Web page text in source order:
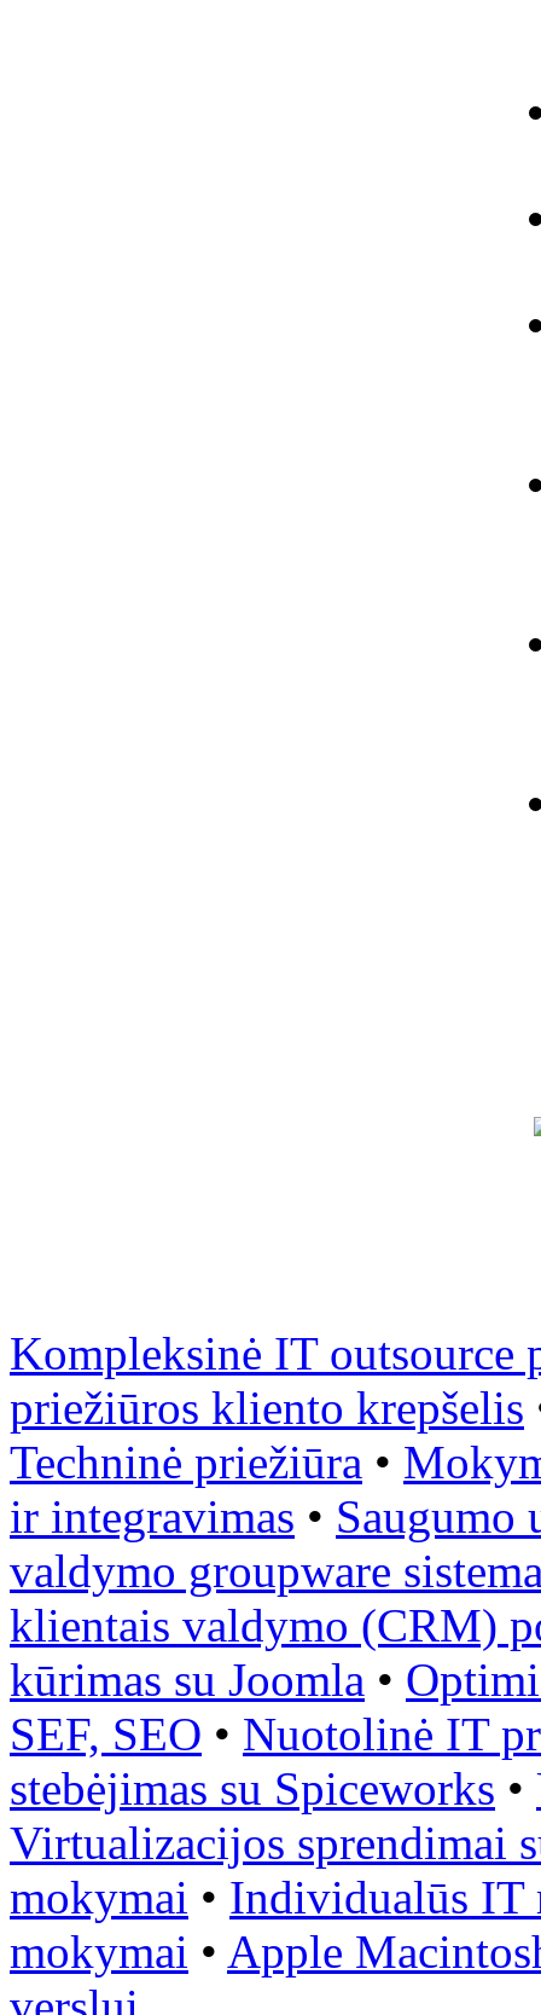
Kompleksinė IT outsource
priežiūros kliento krepšelis
Techninė priežiūra •
ir integravimas • Saugumo
valdymo groupware
klientais valdymo (CRM)
kūrimas su Joomla •
SEF, SEO • Nuotolinė IT
stebėjimas su Spiceworks •
Virtualizacijos sprendimai
mokymai • Individualūs IT
mokymai • Apple